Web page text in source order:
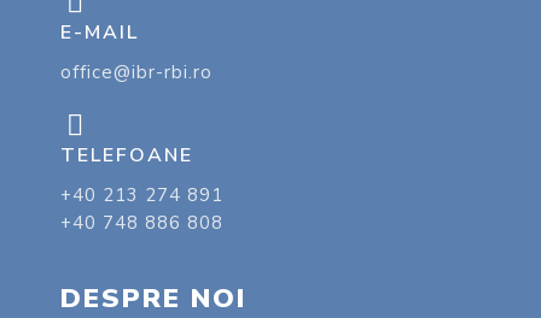
E-MAIL
office@ibr-rbi.ro
TELEFOANE
+40 213 274 891
+40 748 886 808
DESPRE NOI